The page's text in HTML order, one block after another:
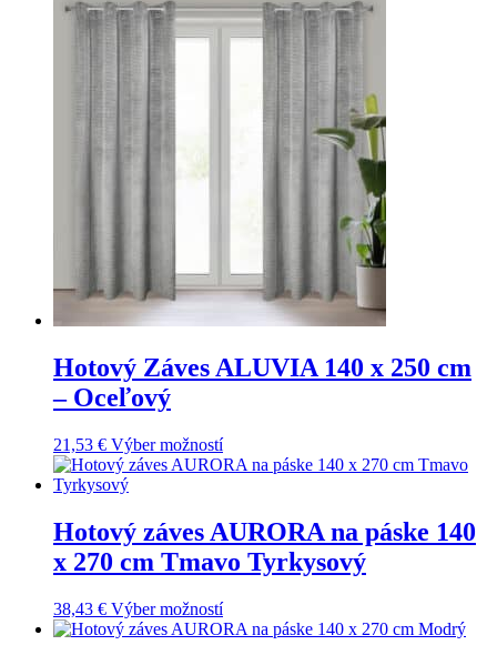
Hotový Záves ALUVIA 140 x 250 cm
– Oceľový
21,53 € Výber možností
Hotový záves AURORA na páske 140
x 270 cm Tmavo Tyrkysový
38,43 € Výber možností